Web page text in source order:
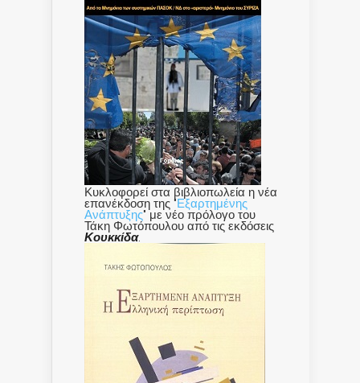
Κυκλοφορεί στα βιβλιοπωλεία η νέα
επανέκδοση της "Εξαρτημένης
Ανάπτυξης" με νέο πρόλογο του
Τάκη Φωτόπουλου από τις εκδόσεις
Κουκκίδα.